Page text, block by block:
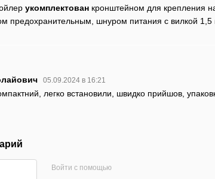
укомплектован кронштейном для крепления
предохранительным, шнуром питания с вилкой 1,5
05.09.2024 в 16:21
легко встановили, швидко прийшов,
Войти с помощью